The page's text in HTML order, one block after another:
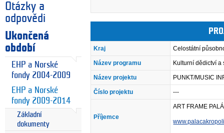
Otázky a
odpovědi
Ukončená
období
EHP a Norské
fondy 2004-2009
EHP a Norské
fondy 2009-2014
Základní
dokumenty
Kraj Celostátní
Název programu Kulturní dědictví
Název projektu PUNKT/MUSIC
Číslo projektu ---
Příjemce
ART FRAME